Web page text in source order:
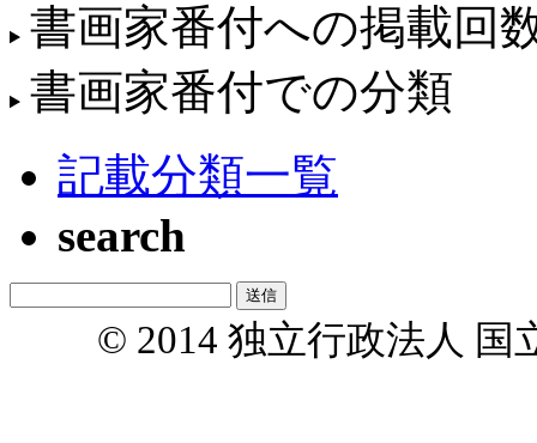
書画家番付への掲載回
書画家番付での分類
記載分類一覧
search
© 2014 独立行政法人 国